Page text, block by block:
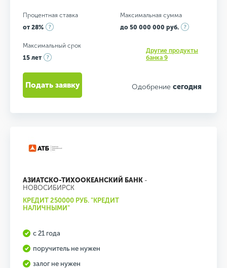
Процентная ставка
от 28%
Максимальная сумма
до 50 000 000 руб.
Максимальный срок
15 лет
Другие продукты
банка 9
Одобрение сегодня
Подать заявку
АЗИАТСКО-ТИХООКЕАНСКИЙ БАНК -
НОВОСИБИРСК
КРЕДИТ 250000 РУБ. "КРЕДИТ
НАЛИЧНЫМИ"
с 21 года
поручитель не нужен
залог не нужен